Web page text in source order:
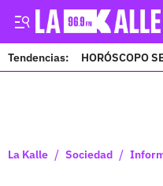
Tendencias: HORÓSCOPO
La Kalle / Sociedad /